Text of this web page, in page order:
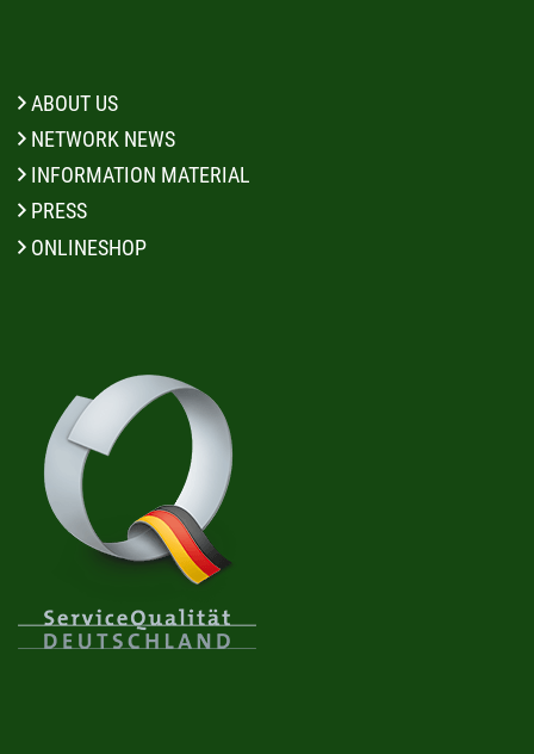
ABOUT US
NETWORK NEWS
INFORMATION MATERIAL
PRESS
ONLINESHOP